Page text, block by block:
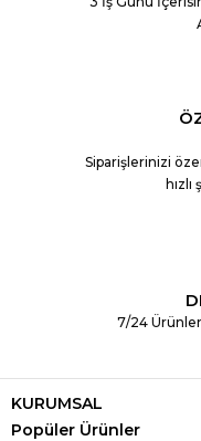
Siparişlerinizi
hızlı
7/24
KURUMSAL
Popüler Ürünler